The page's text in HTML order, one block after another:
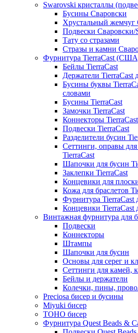
Swarovski кристаллы
Бусины Сваровски
Хрустальный жемчуг
Подвески Сваровски/
Тату со стразами
Стразы и камни
Фурнитура TierraCast
Бейлы TierraCast
Держатели TierraCast
Бусины буквы
словами
Бусины TierraCast
Замочки TierraCast
Коннекторы TierraCast
Подвески TierraCast
Разделители бусин
Сеттинги, оправы
TierraCast
Шапочки для бусин
Заклепки TierraCast
Концевики для
Кожа для браслетов
Фурнитура TierraCast
Концевики TierraCast
Винтажная фурнитура
Подвески
Коннекторы
Штампы
Шапочки для бусин
Основы для серег и
Сеттинги для камей,
Бейлы и держатели
Колечки, пины,
Preciosa бисер и бусины
Miyuki бисер
TOHO бисер
Фурнитура Quest Beads &